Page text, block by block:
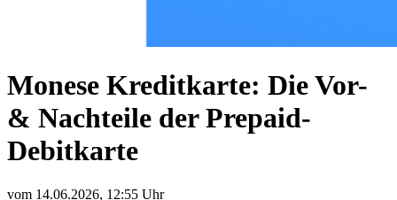
Monese Kreditkarte: Die Vor-
& Nachteile der Prepaid-
Debitkarte
vom 14.06.2026, 12:55 Uhr